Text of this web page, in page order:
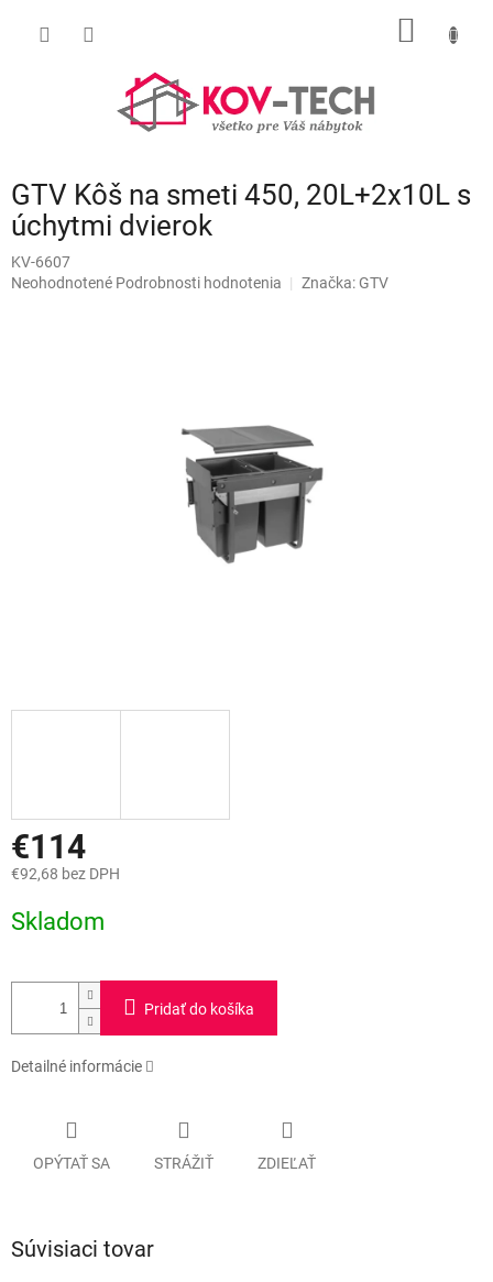
GTV Kôš na smeti 450, 20L+2x10L s
úchytmi dvierok
KV-6607
Priemerné
Neohodnotené Podrobnosti hodnotenia Značka: GTV
€114
€92,68 bez DPH
cena:
Skladom
Pridať do košíka
Detailné informácie
OPÝTAŤ SA STRÁŽIŤ ZDIEĽAŤ
Súvisiaci tovar